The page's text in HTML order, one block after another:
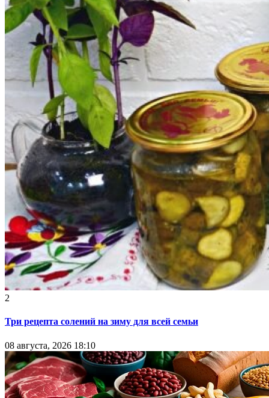
2
Три рецепта солений на зиму для всей семьи
08 августа, 2026 18:10